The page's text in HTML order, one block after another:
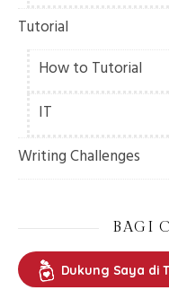
Tutorial
How to Tutorial
IT
Writing Challenges
BAGI
Dukung Saya di